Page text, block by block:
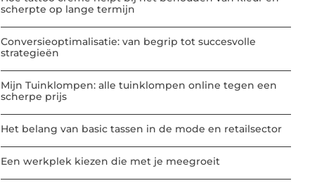
scherpte op lange termijn
Conversieoptimalisatie: van begrip tot succesvolle
strategieën
Mijn Tuinklompen: alle tuinklompen online tegen een
scherpe prijs
Het belang van basic tassen in de mode en retailsector
Een werkplek kiezen die met je meegroeit